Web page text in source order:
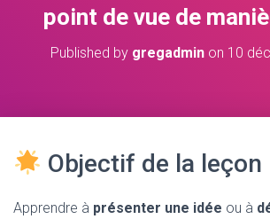
point de vue de
Published by gregadminon 10
Objectif de la leçon
Apprendre à présenter une idée ou à